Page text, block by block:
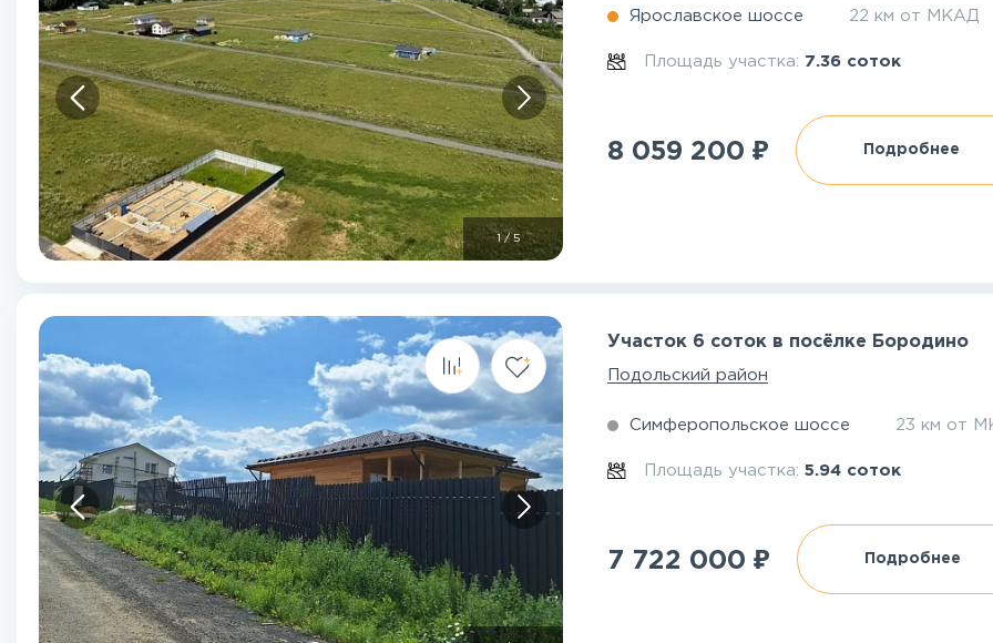
/5
Ярославское шоссе 22 км от МКАД
Площадь участка: 7.36 соток
8 059 200 ₽ Подробнее
Участок 6 соток в посёлке Бородино
Подольский район
Симферопольское шоссе 23 км от
Площадь участка:5.94 соток
7 722 000 ₽ Подробнее